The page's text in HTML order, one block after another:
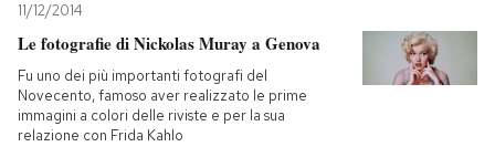
11/12/2014
Le fotografie di Nickolas Muray a Genova
Fu uno dei più importanti fotografi del
Novecento, famoso aver realizzato le prime
immagini a colori delle riviste e per la sua
relazione con Frida Kahlo